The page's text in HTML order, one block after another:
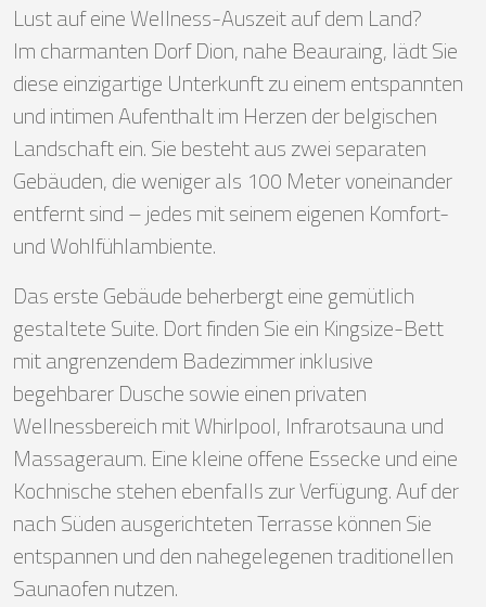
Lust auf eine Wellness-Auszeit auf dem Land?
Im charmanten Dorf Dion, nahe Beauraing, lädt Sie
diese einzigartige Unterkunft zu einem entspannten
und intimen Aufenthalt im Herzen der belgischen
Landschaft ein. Sie besteht aus zwei separaten
Gebäuden, die weniger als 100 Meter voneinander
entfernt sind – jedes mit seinem eigenen Komfort-
und Wohlfühlambiente.
Das erste Gebäude beherbergt eine gemütlich
gestaltete Suite. Dort finden Sie ein Kingsize-Bett
mit angrenzendem Badezimmer inklusive
begehbarer Dusche sowie einen privaten
Wellnessbereich mit Whirlpool, Infrarotsauna und
Massageraum. Eine kleine offene Essecke und eine
Kochnische stehen ebenfalls zur Verfügung. Auf der
nach Süden ausgerichteten Terrasse können Sie
entspannen und den nahegelegenen traditionellen
Saunaofen nutzen.